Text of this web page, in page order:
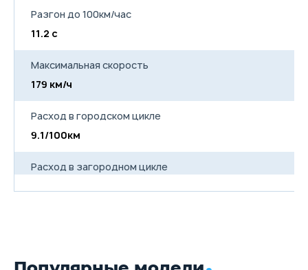
Разгон до 100км/час
11.2 с
Максимальная скорость
179 км/ч
Расход в городском цикле
9.1/100км
Расход в загородном цикле